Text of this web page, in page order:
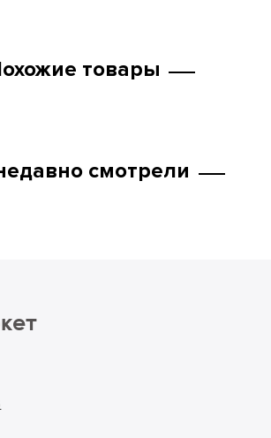
товары
смотрели